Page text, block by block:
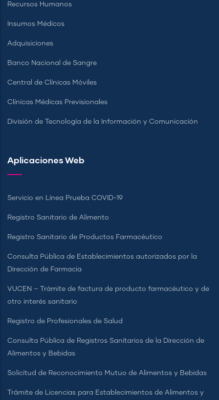
Recursos Humanos
Insumos Médicos
Adquisiciones
Banco Nacional de Sangre
Central de Clínicas Móviles
Clínicas Médicas Previsionales
División de Tecnología de la Información y Comunicación
Aplicaciones Web
Servicio en Línea Prueba COVID-19
Registro Sanitario de Alimento
Registro Sanitario de Productos Farmacéutico
Consulta Pública de Establecimientos autorizados por la
Dirección de Farmacia
VUCEN – Trámite de factura de producto farmacéutico y de
otro interés sanitario
Registro de Profesionales de Salud
Consulta Pública de Registros Sanitarios de la Dirección de
Alimentos y Bebidas
Solicitud de Reconocimiento Mutuo de Alimentos y Bebidas
Trámite de Licencias para Establecimientos de Alimentos y